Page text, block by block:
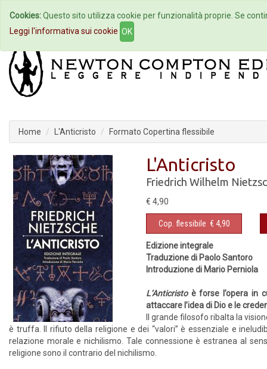
Home Autori Eventi
Home L'Anticristo Formato Copertina flessibile
L'Anticristo
Friedrich Wilhelm
€ 4,90
Cop. flessibile € 4,90
Edizione integrale
Traduzione di Paolo Santoro
Introduzione di Mario Perniola
L’Anticristoè forse l’opera in
attaccare l’idea di Dio e le
Il grande filosofo ribalta la
è truffa. Il rifiuto della religione e dei “valori” è essenziale e
relazione morale e nichilismo. Tale connessione è estranea al
religione sono il contrario del nichilismo.
Cookies:Questo sito utilizza cookie per funzionalità proprie. Se
Leggi l'informativa sui cookie OK